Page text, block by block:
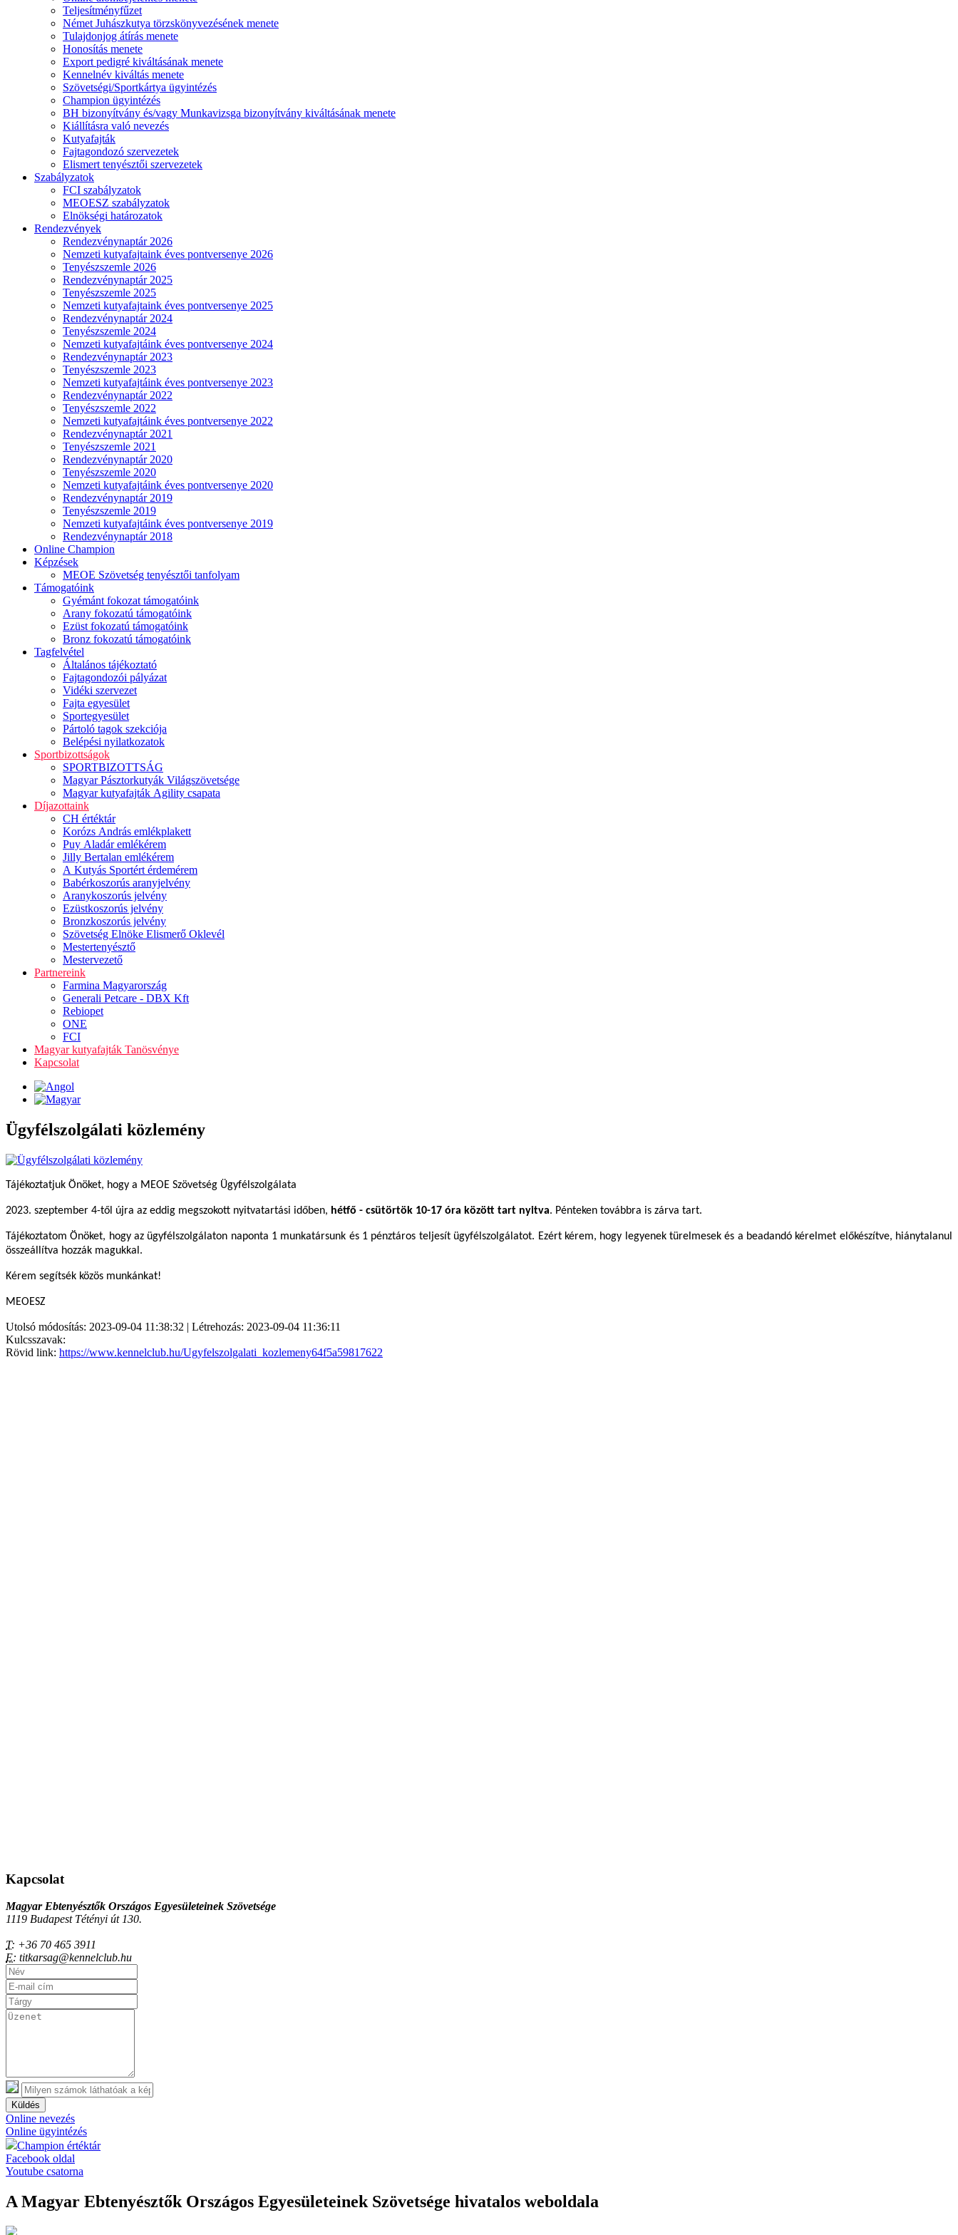
Teljesítményfűzet
Német Juhászkutya törzskönyvezésének menete
Tulajdonjog átírás menete
Honosítás menete
Export pedigré kiváltásának menete
Kennelnév kiváltás menete
Szövetségi/Sportkártya ügyintézés
Champion ügyintézés
BH bizonyítvány és/vagy Munkavizsga bizonyítvány kiváltásának menete
Kiállításra való nevezés
Kutyafajták
Fajtagondozó szervezetek
Elismert tenyésztői szervezetek
Szabályzatok
FCI szabályzatok
MEOESZ szabályzatok
Elnökségi határozatok
Rendezvények
Rendezvénynaptár 2026
Nemzeti kutyafajtaink éves pontversenye 2026
Tenyészszemle 2026
Rendezvénynaptár 2025
Tenyészszemle 2025
Nemzeti kutyafajtaink éves pontversenye 2025
Rendezvénynaptár 2024
Tenyészszemle 2024
Nemzeti kutyafajtáink éves pontversenye 2024
Rendezvénynaptár 2023
Tenyészszemle 2023
Nemzeti kutyafajtáink éves pontversenye 2023
Rendezvénynaptár 2022
Tenyészszemle 2022
Nemzeti kutyafajtáink éves pontversenye 2022
Rendezvénynaptár 2021
Tenyészszemle 2021
Rendezvénynaptár 2020
Tenyészszemle 2020
Nemzeti kutyafajtáink éves pontversenye 2020
Rendezvénynaptár 2019
Tenyészszemle 2019
Nemzeti kutyafajtáink éves pontversenye 2019
Rendezvénynaptár 2018
Online Champion
Képzések
MEOE Szövetség tenyésztői tanfolyam
Támogatóink
Gyémánt fokozat támogatóink
Arany fokozatú támogatóink
Ezüst fokozatú támogatóink
Bronz fokozatú támogatóink
Tagfelvétel
Általános tájékoztató
Fajtagondozói pályázat
Vidéki szervezet
Fajta egyesület
Sportegyesület
Pártoló tagok szekciója
Belépési nyilatkozatok
Sportbizottságok
SPORTBIZOTTSÁG
Magyar Pásztorkutyák Világszövetsége
Magyar kutyafajták Agility csapata
Díjazottaink
CH értéktár
Korózs András emlékplakett
Puy Aladár emlékérem
Jilly Bertalan emlékérem
A Kutyás Sportért érdemérem
Babérkoszorús aranyjelvény
Aranykoszorús jelvény
Ezüstkoszorús jelvény
Bronzkoszorús jelvény
Szövetség Elnöke Elismerő Oklevél
Mestertenyésztő
Mestervezető
Partnereink
Farmina Magyarország
Generali Petcare - DBX Kft
Rebiopet
ONE
FCI
Magyar kutyafajták Tanösvénye
Kapcsolat
Ügyfélszolgálati közlemény
Tájékoztatjuk Önöket, hogy a MEOE Szövetség Ügyfélszolgálata
2023. szeptember 4-től újra az eddig megszokott nyitvatartási időben, hétfő - csütörtök 10-17 óra között tart nyitva. Pénteken továbbra is zárva tart.
Tájékoztatom Önöket, hogy az ügyfélszolgálaton naponta 1 munkatársunk és 1 pénztáros teljesít ügyfélszolgálatot. Ezért kérem, hogy legyenek türelmesek és a beadandó kérelmet előkészítve, hiánytalanul
összeállítva hozzák magukkal.
Kérem segítsék közös munkánkat!
MEOESZ
Utolsó módosítás: 2023-09-04 11:38:32 | Létrehozás: 2023-09-04 11:36:11
Kulcsszavak:
Rövid link: https://www.kennelclub.hu/Ugyfelszolgalati_kozlemeny64f5a59817622
Kapcsolat
Magyar Ebtenyésztők Országos Egyesületeinek Szövetsége
1119 Budapest Tétényi út 130.
T: +36 70 465 3911
E: titkarsag@kennelclub.hu
Küldés
Online nevezés
Online ügyintézés
Champion értéktár
Facebook oldal
Youtube csatorna
A Magyar Ebtenyésztők Országos Egyesületeinek Szövetsége hivatalos weboldala